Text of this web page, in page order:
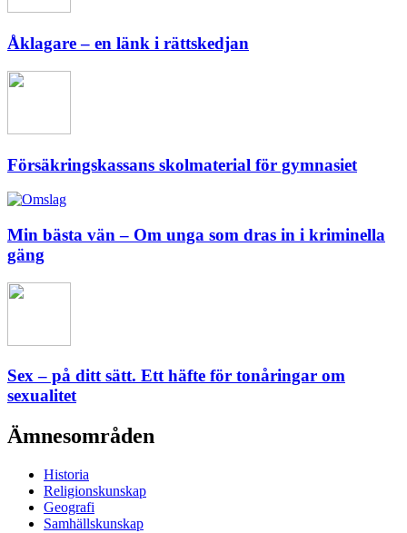
Åklagare – en länk i rättskedjan
Försäkringskassans skolmaterial för gymnasiet
Min bästa vän – Om unga som dras in i kriminella
gäng
Sex – på ditt sätt. Ett häfte för tonåringar om
sexualitet
Ämnesområden
Historia
Religionskunskap
Geografi
Samhällskunskap